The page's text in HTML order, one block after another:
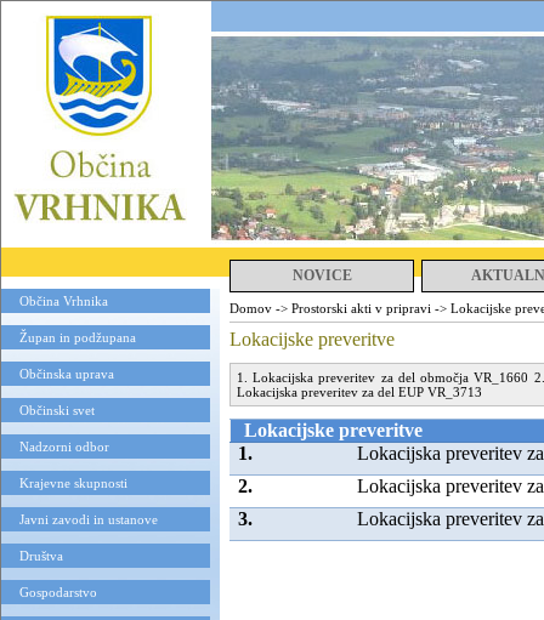
NOVICE
Občina Vrhnika
Župan in podžupana
Občinska uprava
Občinski svet
Nadzorni odbor
Krajevne skupnosti
Javni zavodi in ustanove
Društva
Gospodarstvo
Domov -> Prostorski akti v pripravi -> Lokacijske
Lokacijske preveritve
1. Lokacijska preveritev za del območja VR_1660
Lokacijska preveritev za del EUP VR_3713
Lokacijske preveritve
1.
Lokacijska preveritev
2.
Lokacijska preveritev
3.
Lokacijska preveritev